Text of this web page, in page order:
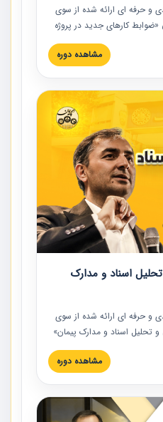
و حرفه‏ ای ارائه شده از سوی
«ضوابط کارهای جدید در پروژه
و راه حل ها با نگرش قراردادی
ساختمانی کشور ارائه شد.
عملی ارائه شده است.
مشاهده دوره
اسناد و مدارک
و حرفه‏ ای ارائه شده از سوی
و تحلیل اسناد و مدارک پیمان»
ارائه شد. در این آموزش
پیمان، اولویت بندی اسناد
در این خصوص ارائه شده است.
مشاهده دوره